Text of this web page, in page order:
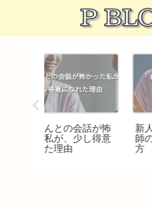
新人看護師・新人助産
師の研修期間の過ごし
方